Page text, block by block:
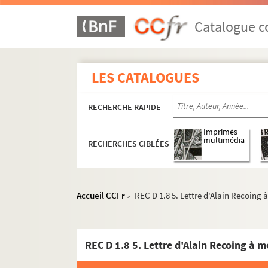
Catalogue
LES CATALOGUES
RECHERCHE RAPIDE
RECHERCHES CIBLÉES
Imprimés
multimédia
Accueil CCFr > REC D 1.8 5. Lettre d'Alain Recoing
REC D 1.8 5. Lettre d'Alain Recoing à
REC A 1-3. Éléments biographiques.